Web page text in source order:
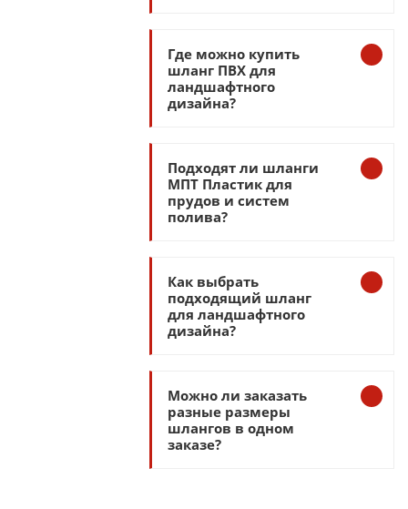
Где можно купить
шланг ПВХ для
ландшафтного
дизайна?
Подходят ли шланги
МПТ Пластик для
прудов и систем
полива?
Как выбрать
подходящий шланг
для ландшафтного
дизайна?
Можно ли заказать
разные размеры
шлангов в одном
заказе?